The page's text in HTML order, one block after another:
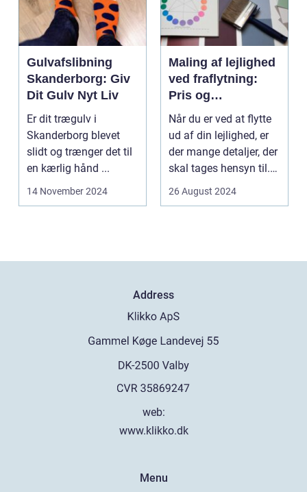
Gulvafslibning
Skanderborg: Giv
Dit Gulv Nyt Liv
Er dit trægulv i
Skanderborg blevet
slidt og trænger det til
en kærlig hånd ...
14 November 2024
Maling af lejlighed
ved fraflytning:
Pris og
overvejelser
Når du er ved at flytte
ud af din lejlighed, er
der mange detaljer, der
skal tages hensyn til.
En af...
26 August 2024
Address
web:
www.klikko.dk
Menu